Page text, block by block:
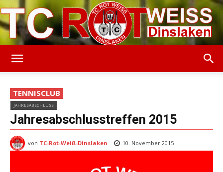
TENNISCLUB
JAHRESABSCHLUSS
Jahresabschlusstreffen 2015
von TC-Rot-Weiß-Dinslaken 10. November 2015